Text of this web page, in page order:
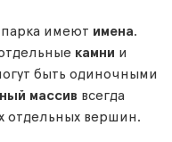
парка имеют имена.
камни и
быть одиночными
массив всегда
отдельных вершин.